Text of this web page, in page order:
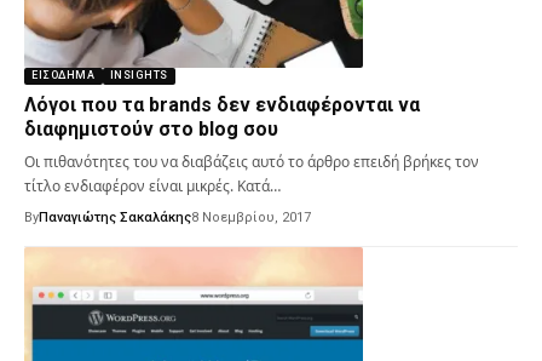
ΕΙΣΌΔΗΜΑ INSIGHTS
Λόγοι που τα brands δεν ενδιαφέρονται να
διαφημιστούν στο blog σου
Οι πιθανότητες του να διαβάζεις αυτό το άρθρο επειδή βρήκες τον
τίτλο ενδιαφέρον είναι μικρές. Κατά…
ByΠαναγιώτης Σακαλάκης8 Νοεμβρίου, 2017